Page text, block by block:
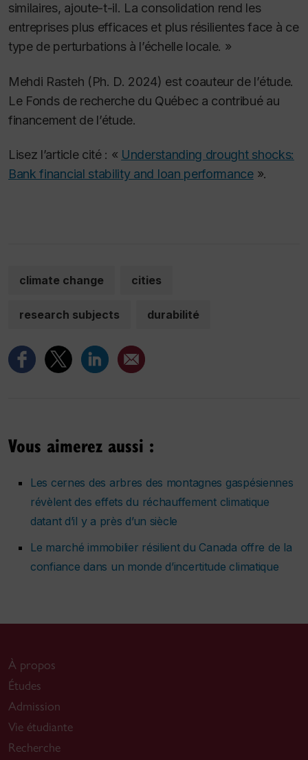
similaires, ajoute-t-il. La consolidation rend les
entreprises plus efficaces et plus résilientes face à ce
type de perturbations à l’échelle locale. »
Mehdi Rasteh (Ph. D. 2024) est coauteur de l’étude.
Le Fonds de recherche du Québec a contribué au
financement de l’étude.
Lisez l’article cité : « Understanding drought shocks:
Bank financial stability and loan performance».
climate change cities
research subjects durabilité
Vous aimerez aussi :
Les cernes des arbres des montagnes gaspésiennes
révèlent des effets du réchauffement climatique
datant d’il y a près d’un siècle
Le marché immobilier résilient du Canada offre de la
confiance dans un monde d’incertitude climatique
À propos
Études
Admission
Vie étudiante
Recherche